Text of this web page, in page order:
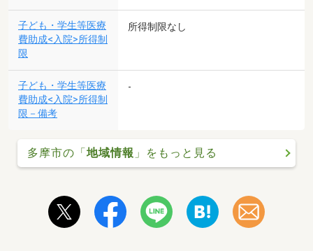
子ども・学生等医療
費助成<入院>所得制
限
所得制限なし
子ども・学生等医療
費助成<入院>所得制
限－備考
-
多摩市の「 地域情報 」をもっと見る